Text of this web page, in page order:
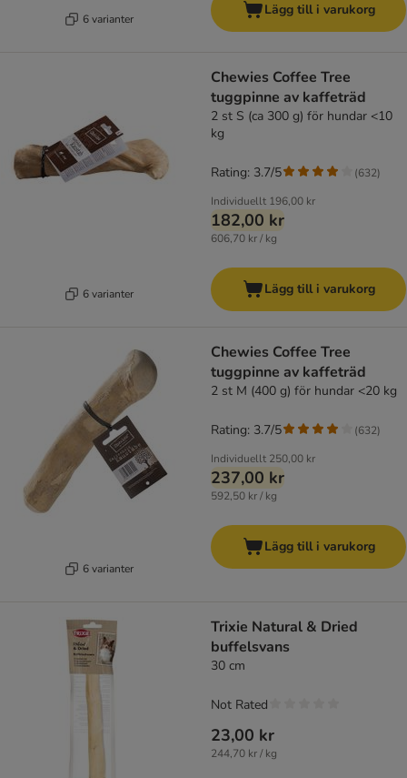
6 varianter
Lägg till i varukorg
6 varianter
Chewies Coffee Tree
tuggpinne av kaffeträd
2 st S (ca 300 g) för hundar <10
kg
Individuellt 196,00 kr
182,00 kr
606,70 kr / kg
Rating: 3.7/5 (632)
Lägg till i varukorg
6 varianter
Chewies Coffee Tree
tuggpinne av kaffeträd
2 st M (400 g) för hundar <20 kg
Individuellt 250,00 kr
237,00 kr
592,50 kr / kg
Rating: 3.7/5 (632)
Lägg till i varukorg
Trixie Natural & Dried
buffelsvans
30 cm
23,00 kr
244,70 kr / kg
Not Rated